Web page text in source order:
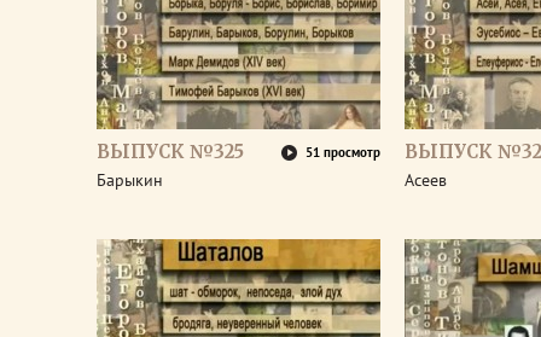
ВЫПУСК №325 51 просмотр
Барыкин
ВЫПУСК
Асеев